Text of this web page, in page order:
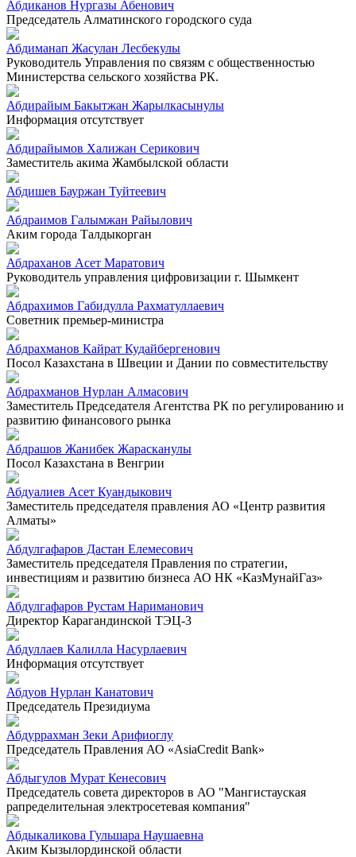
Абдиканов Нургазы Абенович
Председатель Алматинского городского суда
Абдиманап Жасулан Лесбекулы
Руководитель Управления по связям с общественностью
Министерства сельского хозяйства РК.
Абдирайым Бакытжан Жарылкасынулы
Информация отсутствует
Абдирайымов Халижан Серикович
Заместитель акима Жамбылской области
Абдишев Бауржан Туйтеевич
Абдраимов Галымжан Райылович
Аким города Талдыкорган
Абдраханов Асет Маратович
Руководитель управления цифровизации г. Шымкент
Абдрахимов Габидулла Рахматуллаевич
Советник премьер-министра
Абдрахманов Кайрат Кудайбергенович
Посол Казахстана в Швеции и Дании по совместительству
Абдрахманов Нурлан Алмасович
Заместитель Председателя Агентства РК по регулированию и
развитию финансового рынка
Абдрашов Жанибек Жарасканулы
Посол Казахстана в Венгрии
Абдуалиев Асет Куандыкович
Заместитель председателя правления АО «Центр развития
Алматы»
Абдулгафаров Дастан Елемесович
Заместитель председателя Правления по стратегии,
инвестициям и развитию бизнеса АО НК «КазМунайГаз»
Абдулгафаров Рустам Нариманович
Директор Карагандинской ТЭЦ-3
Абдуллаев Калилла Насурлаевич
Информация отсутствует
Абдуов Нурлан Канатович
Председатель Президиума
Абдуррахман Зеки Арифиоглу
Председатель Правления АО «AsiaCredit Bank»
Абдыгулов Мурат Кенесович
Председатель совета директоров в АО "Мангистауская
рапределительная электросетевая компания"
Абдыкаликова Гульшара Наушаевна
Аким Кызылординской области